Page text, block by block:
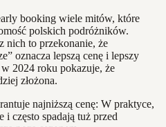
booking wiele mitów, które
polskich podróżników.
nich to przekonanie, że
oznacza lepszą cenę i lepszy
2024 roku pokazuje, że
złożona.
najniższą cenę: W praktyce,
i często spadają tuż przed